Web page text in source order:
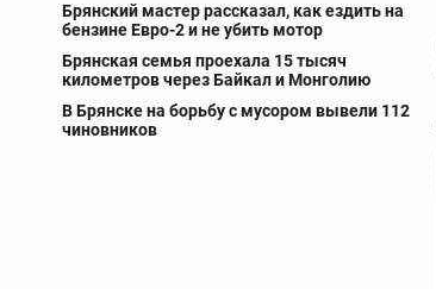
Брянский мастер рассказал, как ездить на
бензине Евро-2 и не убить мотор
Брянская семья проехала 15 тысяч
километров через Байкал и Монголию
В Брянске на борьбу с мусором вывели 112
чиновников